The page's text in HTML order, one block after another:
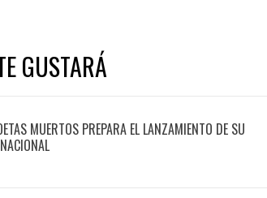
GUSTARÁ
MUERTOS PREPARA EL LANZAMIENTO DE SU